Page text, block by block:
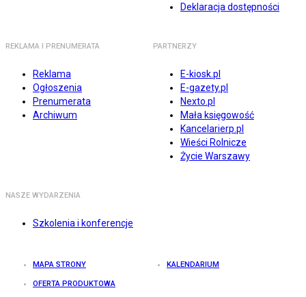
Deklaracja dostępności
REKLAMA I PRENUMERATA
Reklama
Ogłoszenia
Prenumerata
Archiwum
PARTNERZY
E-kiosk.pl
E-gazety.pl
Nexto.pl
Mała księgowość
Kancelarierp.pl
Wieści Rolnicze
Życie Warszawy
NASZE WYDARZENIA
Szkolenia i konferencje
MAPA STRONY KALENDARIUM
OFERTA PRODUKTOWA